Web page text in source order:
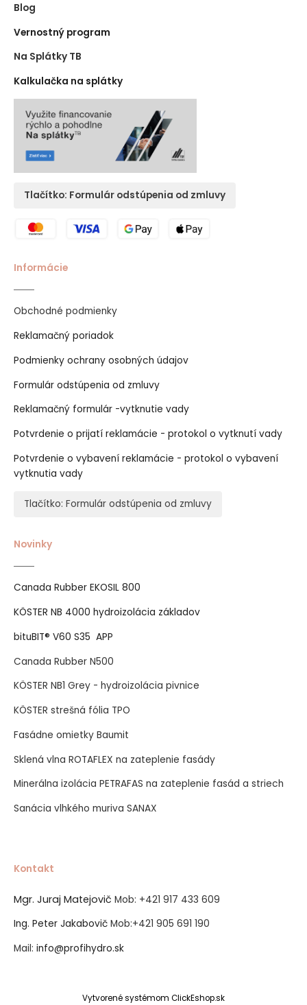
Blog
Vernostný program
Na Splátky TB
Kalkulačka na splátky
Tlačítko: Formulár odstúpenia od zmluvy
Informácie
Obchodné podmienky
Reklamačný poriadok
Podmienky ochrany osobných údajov
Formulár odstúpenia od zmluvy
Reklamačný formulár -vytknutie vady
Potvrdenie o prijatí reklamácie - protokol o vytknutí vady
Potvrdenie o vybavení reklamácie - protokol o vybavení
vytknutia vady
Tlačítko: Formulár odstúpenia od zmluvy
Novinky
Canada Rubber EKOSIL 800
KÖSTER NB 4000 hydroizolácia základov
bituBIT® V60 S35 APP
Canada Rubber N500
KÖSTER NB1 Grey - hydroizolácia pivnice
KÖSTER strešná fólia TPO
Fasádne omietky Baumit
Sklená vlna ROTAFLEX na zateplenie fasády
Minerálna izolácia PETRAFAS na zateplenie fasád a striech
Sanácia vlhkého muriva SANAX
Kontakt
Mgr. Juraj Matejovič Mob: +421 917 433 609
Ing. Peter Jakabovič Mob:+421 905 691 190
Mail: info@profihydro.sk
Vytvorené systémom ClickEshop.sk